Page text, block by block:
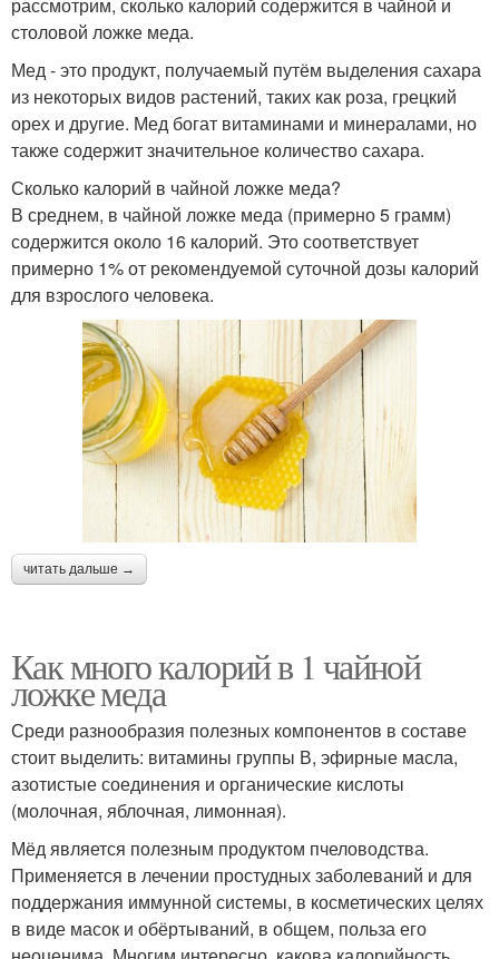
столовой ложке меда.
Мед - это продукт, получаемый путём выделения сахара
из некоторых видов растений, таких как роза, грецкий
орех и другие. Мед богат витаминами и минералами, но
также содержит значительное количество сахара.
Сколько калорий в чайной ложке меда?
В среднем, в чайной ложке меда (примерно 5 грамм)
содержится около 16 калорий. Это соответствует
примерно 1% от рекомендуемой суточной дозы калорий
для взрослого человека.
читать дальше →
Как много калорий в 1 чайной
ложке меда
Среди разнообразия полезных компонентов в составе
стоит выделить: витамины группы В, эфирные масла,
азотистые соединения и органические кислоты
(молочная, яблочная, лимонная).
Мёд является полезным продуктом пчеловодства.
Применяется в лечении простудных заболеваний и для
поддержания иммунной системы, в косметических целях
в виде масок и обёртываний, в общем, польза его